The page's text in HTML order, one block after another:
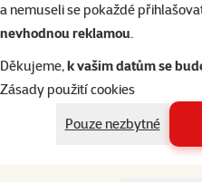
a nemuseli se pokaždé
nevhodnou reklamou.
Děkujeme,k vašim datům se
Zásady použití cookies
Pouze nezbytné
Repti Planet
36cm
Hodnocení
Cena
289 Kč
značka